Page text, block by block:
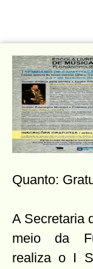
Quanto:
A Secretaria
meio da
realiza o I